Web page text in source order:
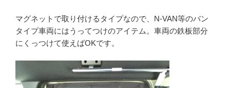
マグネットで取り付けるタイプなので、N-VAN等のバン
タイプ車両にはうってつけのアイテム。車両の鉄板部分
にくっつけて使えばOKです。